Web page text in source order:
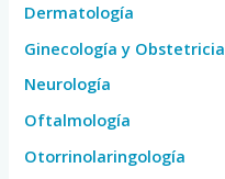
Dermatología
Ginecología y Obstetricia
Neurología
Oftalmología
Otorrinolaringología